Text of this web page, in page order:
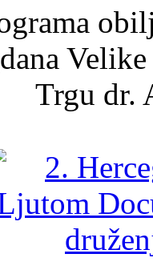
Trgu dr.